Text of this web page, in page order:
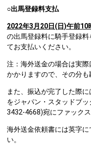
○出馬登録料支払
2022年3月20日(日)午前10
の出馬登録料に騎手登録
てお支払いください。
注：海外送金の場合は実
かかりますので、その分も
また、振込が完了した際
をジャパン・スタッドブ
3432-4668)宛にファックス
海外送金依頼書には英字
い。